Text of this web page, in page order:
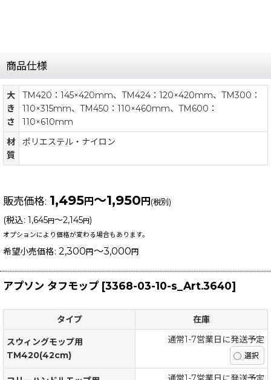
商品仕様
大
き
さ
TM420：145×420mm、TM424：120×420mm、TM300：
110×315mm、TM450：110×460mm、TM600：
110×610mm
材
質
ポリエステル・ナイロン
販売価格: 1,495円 ～1,950 円 (税別)
(税込: 1,645円～2,145円)
オプションにより価格が変わる場合もあります。
希望小売価格: 2,300 円 ～3,000 円
アプソン タフモップ [3368-03-10-s_Art.3640]
タイプ 在庫
スウィングモップ用
TM420(42cm)
通常1-7営業日に発送予定